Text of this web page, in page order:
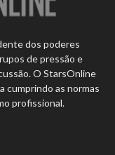
dos poderes
de pressão e
O StarsOnline
cumprindo as normas
profissional.